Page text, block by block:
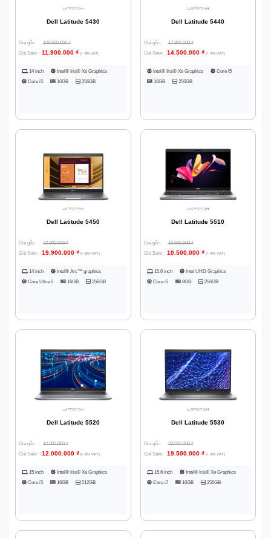
Dell Latitude 5430
Giá gốc: 148.000.000₫
Giá Sale:
11.900.000 ₫ (+ 8% VAT)
14 inch
Intel® Iris® Xe Graphics
Core i5
16GB 256GB
Dell Latitude 5440
Giá gốc: 17.800.000₫
Giá Sale:
14.500.000 ₫ (+ 8% VAT)
Intel® Iris® Xe Graphics
Core i5
16GB
256GB
Dell Latitude 5450
Giá gốc: 22.800.000₫
Giá Sale:
19.900.000 ₫ (+ 8% VAT)
14 inch
Intel® Arc™ graphics
Core Ultra 5
16GB 256GB
Dell Latitude 5510
Giá gốc: 15.500.000₫
Giá Sale:
10.500.000 ₫ (+ 8% VAT)
15.6 inch
Intel UHD Graphics
Core i5
8GB 256GB
Dell Latitude 5520
Giá gốc: 14.000.000₫
Giá Sale:
12.000.000 ₫ (+ 8% VAT)
15 inch
Intel® Iris® Xe Graphics
Core i5
16GB 512GB
Dell Latitude 5530
Giá gốc: 23.500.000₫
Giá Sale:
19.500.000 ₫ (+ 8% VAT)
15.6 inch
Intel® Iris® Xe Graphics
Core i7
16GB 256GB